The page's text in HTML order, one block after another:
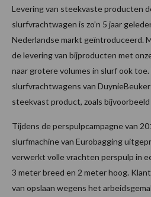
Levering van steekvaste producten
slurfvrachtwagen is zo’n 5 jaar
Nederlandse markt geïntroduceerd.
de levering van bijproducten met
naar grotere volumes in slurf ook toe.
slurfvrachtwagens van
steekvast product, zoals
Tijdens de perspulpcampagne van
slurfmachine van Eurobagging
verwerkt volle vrachten perspulp in
3 meter breed en 2 meter hoog.
van opslaan wegens het